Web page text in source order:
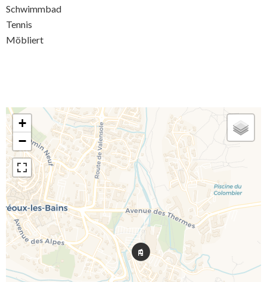
Schwimmbad
Tennis
Möbliert
+
−